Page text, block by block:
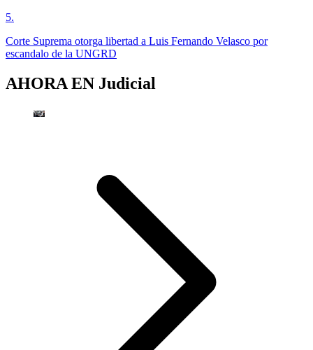
5.
Corte Suprema otorga libertad a Luis Fernando Velasco por
escandalo de la UNGRD
AHORA EN Judicial